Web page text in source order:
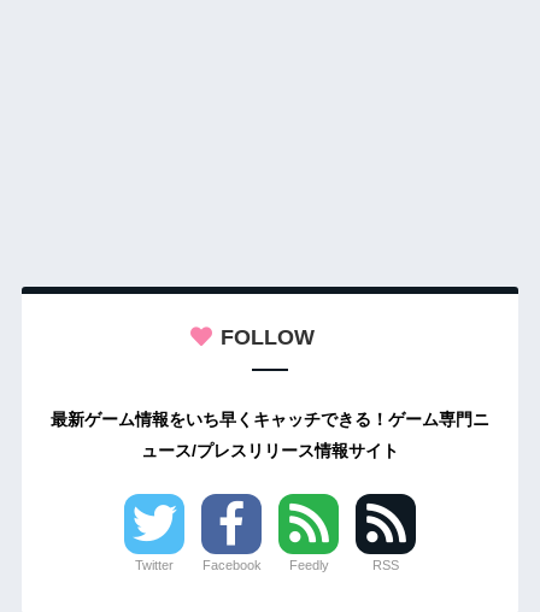
FOLLOW
最新ゲーム情報をいち早くキャッチできる！ゲーム専門ニ
ュース/プレスリリース情報サイト
Twitter Facebook Feedly RSS